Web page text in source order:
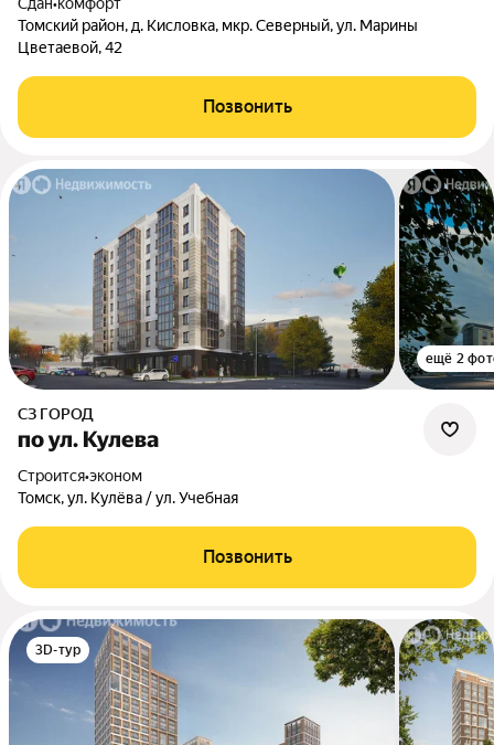
Томский район, д. Кисловка, мкр. Северный, ул. Марины
Цветаевой, 42
Позвонить
ещё 2
СЗ ГОРОД
по ул. Кулева
Строится•эконом
Томск, ул. Кулёва / ул. Учебная
Позвонить
3D-тур